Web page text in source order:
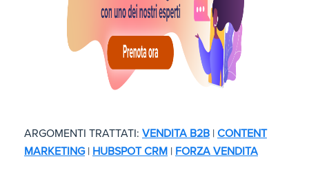
ARGOMENTI TRATTATI: VENDITA B2B | CONTENT
MARKETING | HUBSPOT CRM | FORZA VENDITA